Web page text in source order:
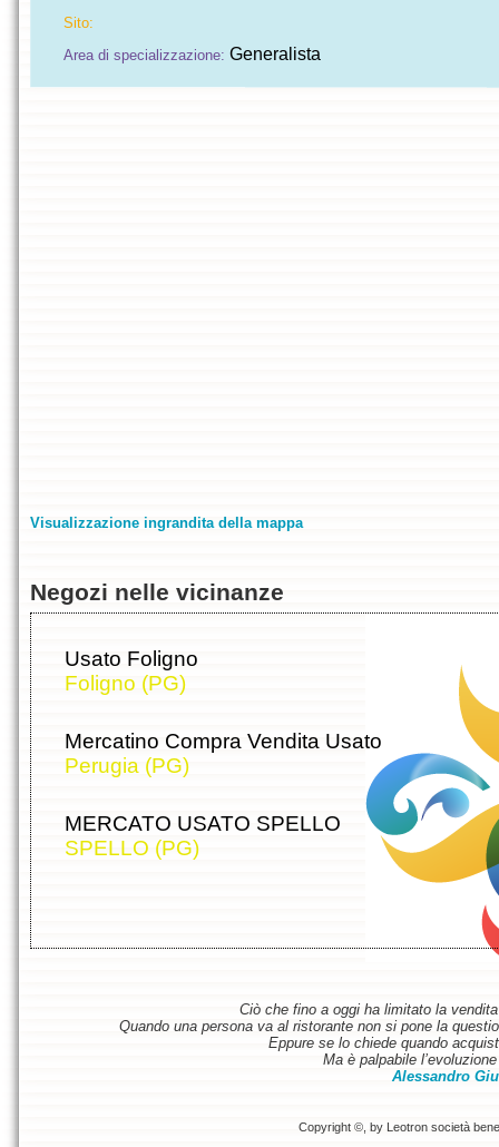
Sito:
Area di specializzazione: Generalista
Visualizzazione ingrandita della mappa
Negozi nelle vicinanze
Usato Foligno
Foligno (PG)
Mercatino Compra Vendita Usato
Perugia (PG)
MERCATO USATO SPELLO
SPELLO (PG)
Ciò che fino a oggi ha limitato la
Quando una persona va al ristorante non si pone la
Eppure se lo chiede quando
Ma è palpabile
Alessandro
Copyright ©, by Leotron società